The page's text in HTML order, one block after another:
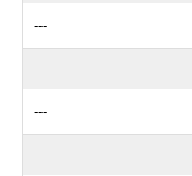
---
---